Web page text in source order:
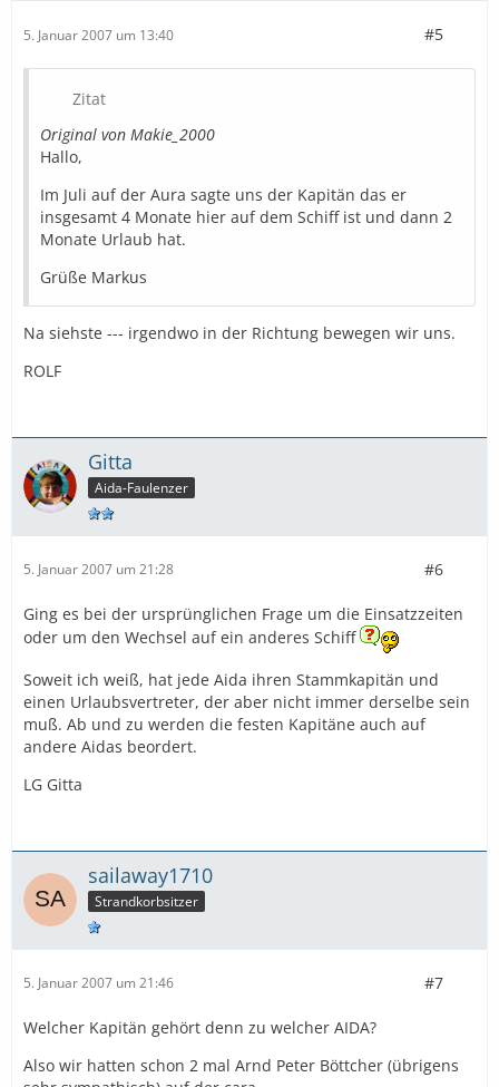
5. Januar 2007 um 13:40 #5
Zitat
Original von Makie_2000
Hallo,
Im Juli auf der Aura sagte uns der Kapitän das er
insgesamt 4 Monate hier auf dem Schiff ist und dann 2
Monate Urlaub hat.
Grüße Markus
Na siehste --- irgendwo in der Richtung bewegen wir uns.
ROLF
Gitta
Aida-Faulenzer
5. Januar 2007 um 21:28 #6
Ging es bei der ursprünglichen Frage um die Einsatzzeiten
oder um den Wechsel auf ein anderes Schiff
Soweit ich weiß, hat jede Aida ihren Stammkapitän und
einen Urlaubsvertreter, der aber nicht immer derselbe sein
muß. Ab und zu werden die festen Kapitäne auch auf
andere Aidas beordert.
LG Gitta
sailaway1710
Strandkorbsitzer
5. Januar 2007 um 21:46 #7
Welcher Kapitän gehört denn zu welcher AIDA?
Also wir hatten schon 2 mal Arnd Peter Böttcher (übrigens